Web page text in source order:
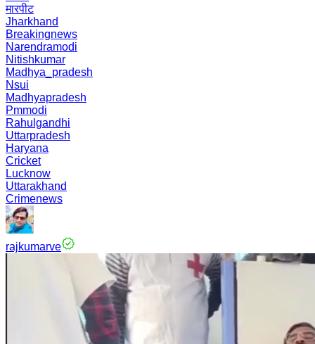
मारपीट
Jharkhand
Breakingnews
Narendramodi
Nitishkumar
Madhya_pradesh
Nsui
Madhyapradesh
Pmmodi
Rahulgandhi
Uttarpradesh
Haryana
Cricket
Lucknow
Uttarakhand
Crimenews
rajkumarve